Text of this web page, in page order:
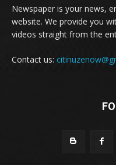
Newspaper is your news,
website. We provide you
videos straight from the
Contact us: